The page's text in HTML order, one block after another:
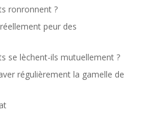
ronronnent ?
peur des
se lèchent-ils mutuellement ?
régulièrement la gamelle de